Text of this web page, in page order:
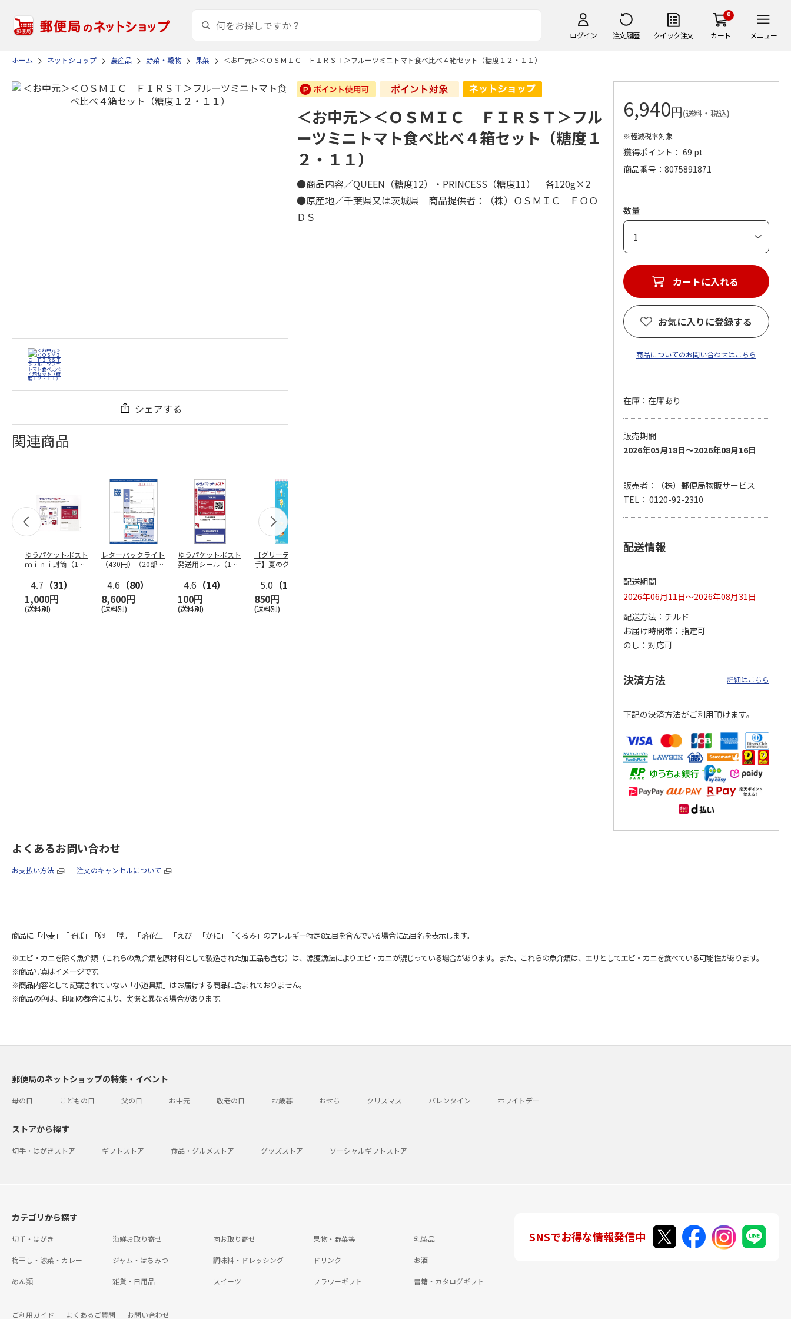
ログイン 注文履歴 クイック注文
0
カート メニュー
ホーム ネットショップ 農産品 野菜・穀物 果菜 ＜お中元＞＜ＯＳＭＩＣ ＦＩＲＳＴ＞フルーツミニトマト食べ比べ４箱セット（糖度１２・１１）
シェアする
関連商品
ゆうパケットポスト
ｍｉｎｉ封筒（1個
4.7 （31）
1,000円
(送料別)
レターパックライト
（430円）（20部セ
4.6 （80）
8,600円
(送料別)
ゆうパケットポスト
発送用シール（1個
4.6 （14）
100円
(送料別)
【グリーティング切
手】夏のグリーティ
5.0 （10）
850円
(送料別)
手】ハッピーグリー
【グリーティング切
手】グリーティング
円…
4.8（11）
5,500円
通切手・千鳥（1シ
11,000円
＜お中元＞＜ＯＳＭＩＣ ＦＩＲＳＴ＞フル
ーツミニトマト食べ比べ４箱セット（糖度１
２・１１）
●商品内容／QUEEN（糖度12）・PRINCESS（糖度11） 各120g×2
●原産地／千葉県又は茨城県 商品提供者：（株）ＯＳＭＩＣ ＦＯＯ
ＤＳ
6,940円(送料・税込)
※軽減税率対象
獲得ポイント： 69 pt
商品番号
8075891871
数量
カートに入れる
お気に入りに登録する
商品についてのお問い合わせはこちら
在庫：在庫あり
販売期間
2026年05月18日～2026年08月16日
販売者：（株）郵便局物販サービス
TEL： 0120-92-2310
配送情報
配送期間
2026年06月11日～2026年08月31日
配送方法
チルド
お届け時間帯
指定可
のし
対応可
決済方法 詳細はこちら
下記の決済方法がご利用頂けます。
よくあるお問い合わせ
お支払い方法 注文のキャンセルについて
商品に「小麦」「そば」「卵」「乳」「落花生」「えび」「かに」「くるみ」のアレルギー特定8品目を含んでいる場合に品目名を表示します。
※エビ・カニを除く魚介類（これらの魚介類を原材料として製造された加工品も含む）は、漁獲漁法によりエビ・カニが混じっている場合があります。また、これらの魚介類は、エサとしてエビ・カニを食べている可能性があります。
※商品写真はイメージです。
※商品内容として記載されていない「小道具類」はお届けする商品に含まれておりません。
※商品の色は、印刷の都合により、実際と異なる場合があります。
郵便局のネットショップの特集・イベント
母の日 こどもの日 父の日 お中元 敬老の日 お歳暮 おせち クリスマス バレンタイン ホワイトデー
ストアから探す
切手・はがきストア ギフトストア 食品・グルメストア グッズストア ソーシャルギフトストア
カテゴリから探す
切手・はがき 海鮮お取り寄せ 肉お取り寄せ 果物・野菜等 乳製品
梅干し・惣菜・カレー ジャム・はちみつ 調味料・ドレッシング ドリンク お酒
めん類 雑貨・日用品 スイーツ フラワーギフト 書籍・カタログギフト
ご利用ガイド よくあるご質問 お問い合わせ
SNSでお得な情報発信中